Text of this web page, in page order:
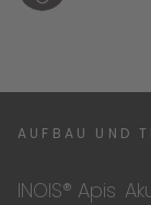
AUFBAU UND
INOIS® Apis